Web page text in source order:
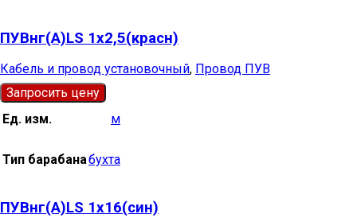
ПУВнг(А)LS 1х2,5(красн)
Кабель и провод установочный, Провод ПУВ
Запросить цену
Ед. изм.
м
Тип барабанабухта
ПУВнг(А)LS 1х16(син)